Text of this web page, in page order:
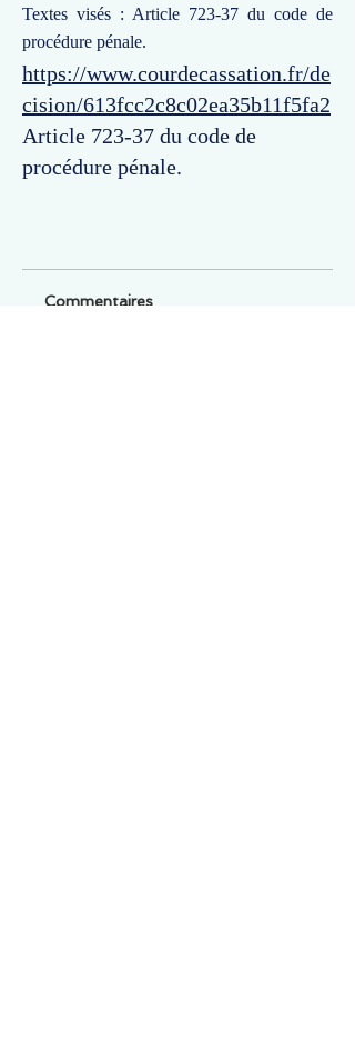
Textes visés : Article 723-37 du code de
procédure pénale.
https://www.courdecassation.fr/de
cision/613fcc2c8c02ea35b11f5fa2
Article 723-37 du code de
procédure pénale.
Commentaires